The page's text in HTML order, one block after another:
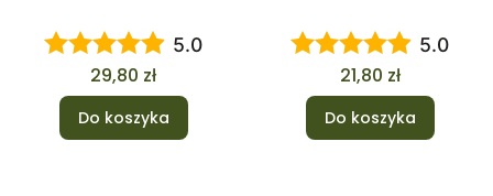
5.0
Cena
29,80 zł
Do koszyka
5.0
Cena
21,80 zł
Do koszyka